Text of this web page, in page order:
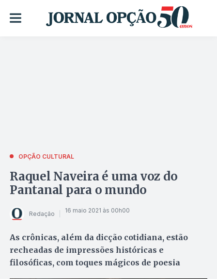
OPÇÃO CULTURAL
Raquel Naveira é uma voz do
Pantanal para o mundo
Redação 16 maio 2021 às 00h00
As crônicas, além da dicção cotidiana, estão
recheadas de impressões históricas e
filosóficas, com toques mágicos de poesia